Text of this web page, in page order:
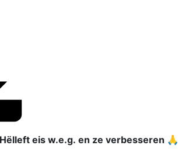
Hëlleft eis w.e.g. en ze verbesseren 🙏